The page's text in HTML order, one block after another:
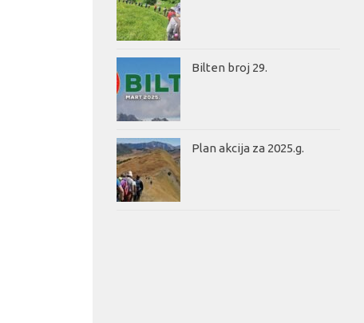
Bilten broj 29.
Plan akcija za 2025.g.